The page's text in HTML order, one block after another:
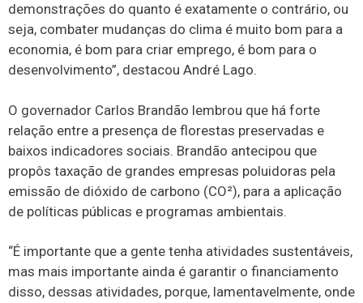
demonstrações do quanto é exatamente o contrário, ou
seja, combater mudanças do clima é muito bom para a
economia, é bom para criar emprego, é bom para o
desenvolvimento”, destacou André Lago.
O governador Carlos Brandão lembrou que há forte
relação entre a presença de florestas preservadas e
baixos indicadores sociais. Brandão antecipou que
propôs taxação de grandes empresas poluidoras pela
emissão de dióxido de carbono (CO²), para a aplicação
de políticas públicas e programas ambientais.
“É importante que a gente tenha atividades sustentáveis,
mas mais importante ainda é garantir o financiamento
disso, dessas atividades, porque, lamentavelmente, onde